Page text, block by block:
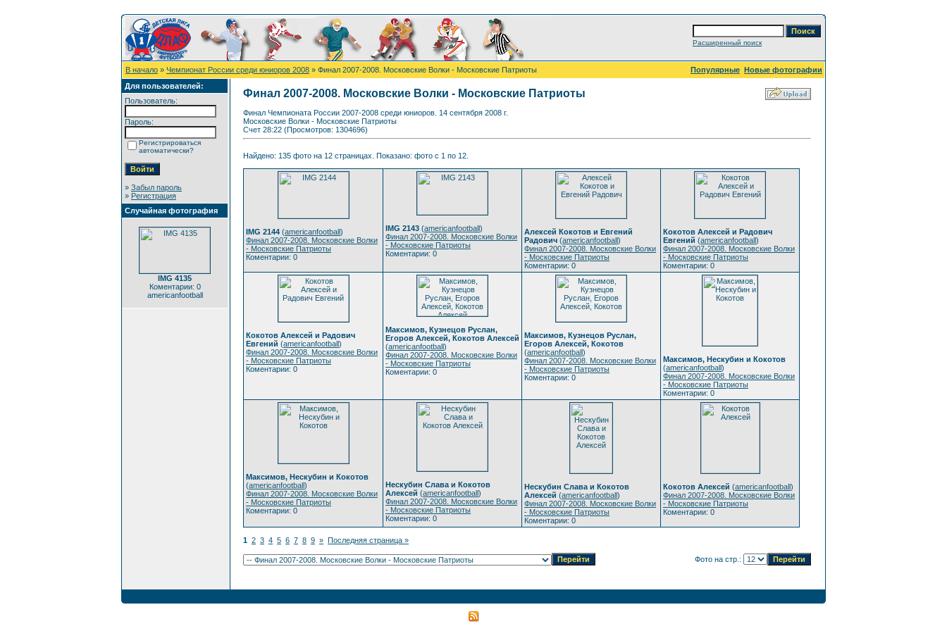
Расширенный поиск
В начало » Чемпионат России среди юниоров 2008 » Финал 2007-2008. Московские Волки - Московские Патриоты Популярные Новые фотографии
Для пользователей:
Пользователь:
Пароль:
Регистрироваться
автоматически?
» Забыл пароль
» Регистрация
Случайная фотография
IMG 4135
Коментарии: 0
americanfootball
Финал 2007-2008. Московские Волки - Московские Патриоты
Финал Чемпионата России 2007-2008 среди юниоров. 14 сентября 2008 г.
Московские Волки - Московские Патриоты
Счет 28:22 (Просмотров: 1304696)
Найдено: 135 фото на 12 страницах. Показано: фото с 1 по 12.
IMG 2144 (americanfootball)
Финал 2007-2008. Московские Волки
- Московские Патриоты
Коментарии: 0
IMG 2143 (americanfootball)
Финал 2007-2008. Московские Волки
- Московские Патриоты
Коментарии: 0
Алексей Кокотов и Евгений
Радович (americanfootball)
Финал 2007-2008. Московские Волки
- Московские Патриоты
Коментарии: 0
Кокотов Алексей и Радович
Евгений (americanfootball)
Финал 2007-2008. Московские Волки
- Московские Патриоты
Коментарии: 0
Кокотов Алексей и Радович
Евгений (americanfootball)
Финал 2007-2008. Московские Волки
- Московские Патриоты
Коментарии: 0
Максимов, Кузнецов Руслан,
Егоров Алексей, Кокотов Алексей
(americanfootball)
Финал 2007-2008. Московские Волки
- Московские Патриоты
Коментарии: 0
Максимов, Кузнецов Руслан,
Егоров Алексей, Кокотов
(americanfootball)
Финал 2007-2008. Московские Волки
- Московские Патриоты
Коментарии: 0
Максимов, Нескубин и Кокотов
(americanfootball)
Финал 2007-2008. Московские Волки
- Московские Патриоты
Коментарии: 0
Максимов, Нескубин и Кокотов
(americanfootball)
Финал 2007-2008. Московские Волки
- Московские Патриоты
Коментарии: 0
Нескубин Слава и Кокотов
Алексей (americanfootball)
Финал 2007-2008. Московские Волки
- Московские Патриоты
Коментарии: 0
Нескубин Слава и Кокотов
Алексей (americanfootball)
Финал 2007-2008. Московские Волки
- Московские Патриоты
Коментарии: 0
Кокотов Алексей (americanfootball)
Финал 2007-2008. Московские Волки
- Московские Патриоты
Коментарии: 0
1 2 3 4 5 6 7 8 9 » Последняя страница »
Фото на стр.: